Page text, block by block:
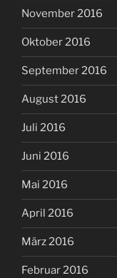
November 2016
Oktober 2016
September 2016
August 2016
Juli 2016
Juni 2016
Mai 2016
April 2016
März 2016
Februar 2016